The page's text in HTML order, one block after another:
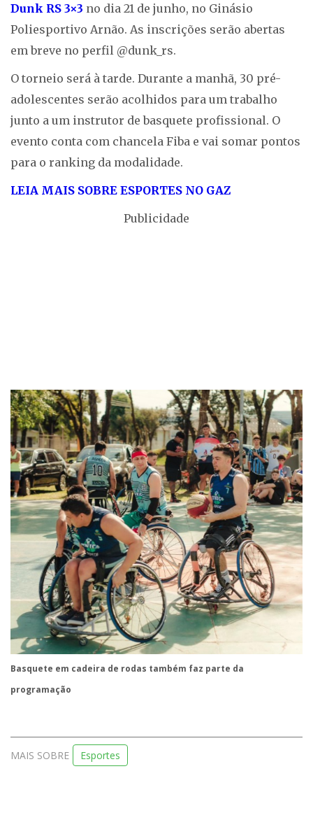
Dunk RS 3×3 no dia 21 de junho, no Ginásio
Poliesportivo Arnão. As inscrições serão abertas
em breve no perfil @dunk_rs.
O torneio será à tarde. Durante a manhã, 30 pré-
adolescentes serão acolhidos para um trabalho
junto a um instrutor de basquete profissional. O
evento conta com chancela Fiba e vai somar pontos
para o ranking da modalidade.
LEIA MAIS SOBRE ESPORTES NO GAZ
Publicidade
Basquete em cadeira de rodas também faz parte da
programação
MAIS SOBRE Esportes